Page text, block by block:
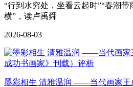
“行到水穷处，坐看云起时”“春潮
横”，读卢禹舜
2026-08-03
墨彩相生 清雅温润 ——当代画家王